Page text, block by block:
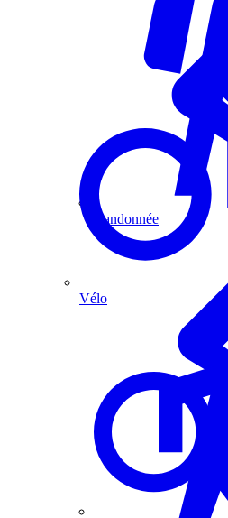
Randonnée
Vélo